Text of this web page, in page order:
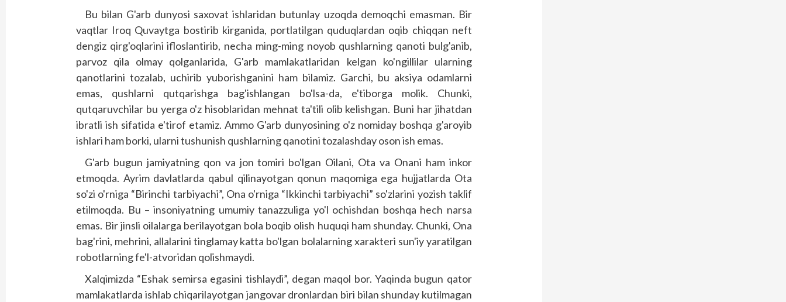
Bu bilan G'arb dunyosi saxovat ishlaridan butunlay uzoqda demoqchi emasman. Bir
vaqtlar Iroq Quvaytga bostirib kirganida, portlatilgan quduqlardan oqib chiqqan neft
dengiz qirg'oqlarini ifloslantirib, necha ming-ming noyob qushlarning qanoti bulg'anib,
parvoz qila olmay qolganlarida, G'arb mamlakatlaridan kelgan ko'ngillilar ularning
qanotlarini tozalab, uchirib yuborishganini ham bilamiz. Garchi, bu aksiya odamlarni
emas, qushlarni qutqarishga bag'ishlangan bo'lsa-da, e'tiborga molik. Chunki,
qutqaruvchilar bu yerga o'z hisoblaridan mehnat ta'tili olib kelishgan. Buni har jihatdan
ibratli ish sifatida e'tirof etamiz. Ammo G'arb dunyosining o'z nomiday boshqa g'aroyib
ishlari ham borki, ularni tushunish qushlarning qanotini tozalashday oson ish emas.
G'arb bugun jamiyatning qon va jon tomiri bo'lgan Oilani, Ota va Onani ham inkor
etmoqda. Ayrim davlatlarda qabul qilinayotgan qonun maqomiga ega hujjatlarda Ota
so'zi o'rniga “Birinchi tarbiyachi”, Ona o'rniga “Ikkinchi tarbiyachi” so'zlarini yozish taklif
etilmoqda. Bu – insoniyatning umumiy tanazzuliga yo'l ochishdan boshqa hech narsa
emas. Bir jinsli oilalarga berilayotgan bola boqib olish huquqi ham shunday. Chunki, Ona
bag'rini, mehrini, allalarini tinglamay katta bo'lgan bolalarning xarakteri sun'iy yaratilgan
robotlarning fe'l-atvoridan qolishmaydi.
Xalqimizda “Eshak semirsa egasini tishlaydi”, degan maqol bor. Yaqinda bugun qator
mamlakatlarda ishlab chiqarilayotgan jangovar dronlardan biri bilan shunday kutilmagan